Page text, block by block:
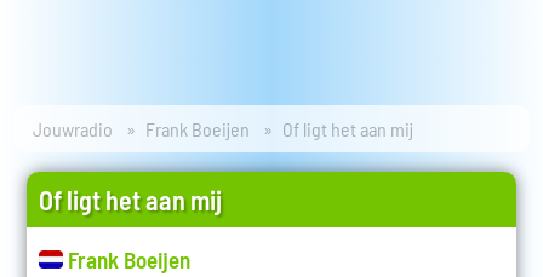
Jouwradio Frank Boeijen Of ligt het aan mij
Of ligt het aan mij
Frank Boeijen